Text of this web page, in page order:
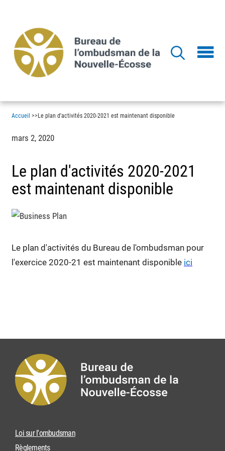
contenu
principal
Accueil >> Le plan d'activités 2020-2021 est maintenant disponible
mars 2, 2020
Le plan d'activités 2020-2021
est maintenant disponible
Le plan d'activités du Bureau de l'ombudsman pour
l'exercice 2020-21 est maintenant disponible ici
Loi sur l'ombudsman
Règlements